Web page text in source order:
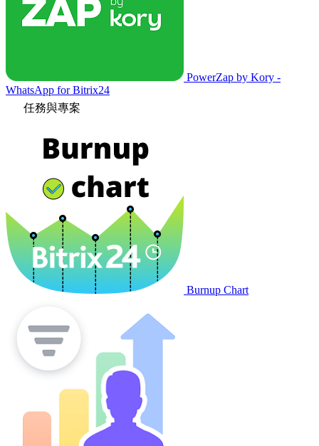
PowerZap by Kory -
WhatsApp for Bitrix24
任務與專案
Burnup Chart